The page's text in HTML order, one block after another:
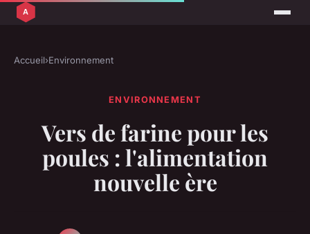
Accueil›Environnement
ENVIRONNEMENT
Vers de farine pour les
poules : l'alimentation
nouvelle ère